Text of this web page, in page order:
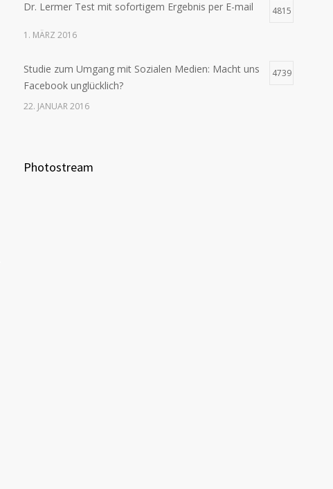
Dr. Lermer Test mit sofortigem Ergebnis per E-mail 4815
1. MÄRZ 2016
Studie zum Umgang mit Sozialen Medien: Macht uns
Facebook unglücklich?
4739
22. JANUAR 2016
Photostream